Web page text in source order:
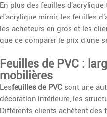
En plus des feuilles
d'acrylique miroir, les feuilles
les acheteurs en gros et les
que de comparer le prix d'une
Feuilles de PVC :
mobilières
Lesfeuilles de PVC sont une
décoration intérieure, les
Différents clients achètent des